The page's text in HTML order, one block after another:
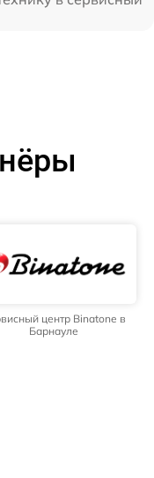
центр Binatone в
Барнауле